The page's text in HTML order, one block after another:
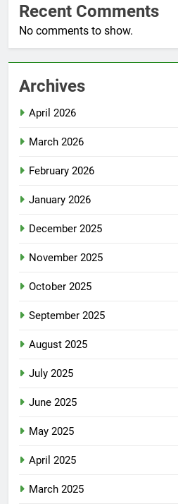
Recent Comments
No comments to show.
Archives
April 2026
March 2026
February 2026
January 2026
December 2025
November 2025
October 2025
September 2025
August 2025
July 2025
June 2025
May 2025
April 2025
March 2025